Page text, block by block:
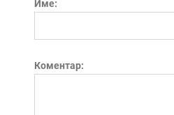
Име:
Коментар: